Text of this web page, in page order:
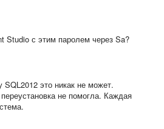
Studio с этим паролем через Sa?
SQL2012 это никак не может.
не помогла. Каждая